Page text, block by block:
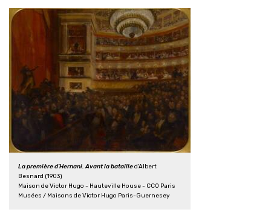
La première d'Hernani. Avant la batailled'Albert
Besnard (1903)
Maison de Victor Hugo - Hauteville House - CC0 Paris
Musées / Maisons de Victor Hugo Paris-Guernesey